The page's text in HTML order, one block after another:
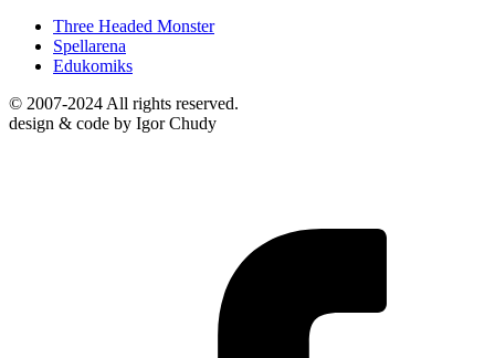
Three Headed Monster
Spellarena
Edukomiks
© 2007-2024 All rights reserved.
design & code by Igor Chudy